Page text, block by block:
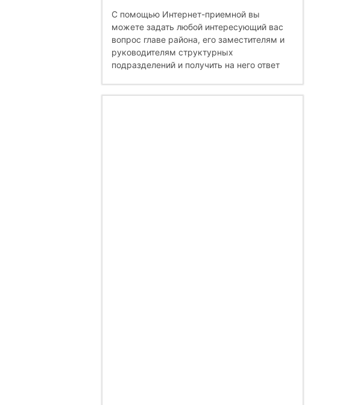
С помощью Интернет-приемной вы
можете задать любой интересующий вас
вопрос главе района, его заместителям и
руководителям структурных
подразделений и получить на него ответ